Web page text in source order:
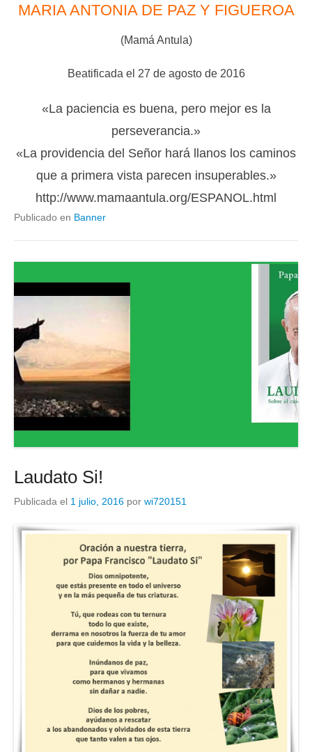
MARIA ANTONIA DE PAZ Y FIGUEROA
(Mamá Antula)
Beatificada el 27 de agosto de 2016
«La paciencia es buena, pero mejor es la
perseverancia.»
«La providencia del Señor hará llanos los caminos
que a primera vista parecen insuperables.»
http://www.mamaantula.org/ESPANOL.html
Publicado en Banner
Laudato Si!
Publicada el 1 julio, 2016 por wi720151